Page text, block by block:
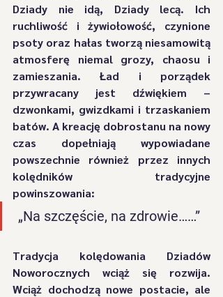
Dziady nie idą, Dziady lecą. Ich
ruchliwość i żywiołowość, czynione
psoty oraz hałas tworzą niesamowitą
atmosferę niemal grozy, chaosu i
zamieszania. Ład i porządek
przywracany jest dźwiękiem –
dzwonkami, gwizdkami i trzaskaniem
batów. A kreację dobrostanu na nowy
czas dopełniają wypowiadane
powszechnie również przez innych
kolędników tradycyjne
powinszowania:
„Na szczęście, na zdrowie……”
Tradycja kolędowania Dziadów
Noworocznych wciąż się rozwija.
Wciąż dochodzą nowe postacie, ale